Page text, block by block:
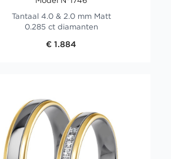
Tantaal 4.0 & 2.0 mm Matt
0.285 ct diamanten
€ 1.884